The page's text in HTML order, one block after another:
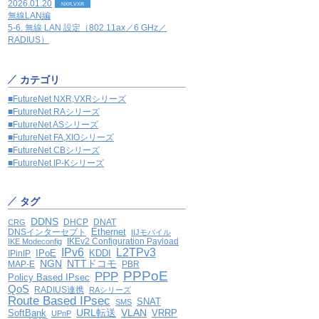
2026.01.20 NXR,VXR
無線LAN編
5-6. 無線 LAN 設定（802.11ax／6 GHz／
RADIUS）
カテゴリ
■FutureNet NXR,VXRシリーズ
■FutureNet RAシリーズ
■FutureNet ASシリーズ
■FutureNet FA,XIOシリーズ
■FutureNet CBシリーズ
■FutureNet IP-Kシリーズ
タグ
CRG DDNS DHCP DNAT
DNSインターセプト Ethernet
IIJモバイル
IKE Modeconfig
IKEv2 Configuration Payload
IPinIP
IPoE IPv6 KDDI L2TPv3
MAP-E NGN NTTドコモ PBR
Policy Based IPsec PPP PPPoE
QoS RADIUS連携 RAシリーズ
Route Based IPsec SMS SNAT
SoftBank UPnP URL転送 VLAN VRRP